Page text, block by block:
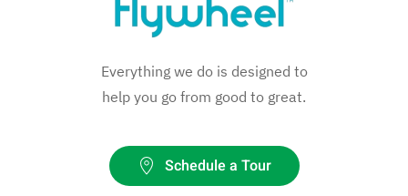
Everything we do is designed to
help you go from good to great.
Schedule a Tour